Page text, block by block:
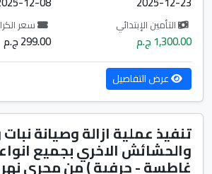
التأمين الإبتدائي
1,300.00 ج.م
سعر
299.00 ج.م
عرض التفاصيل
تنفيذ عملية ازالة وصيانة نبات
والحشائش الاخري بجميع
غاطسة - جرفية ) من مجري